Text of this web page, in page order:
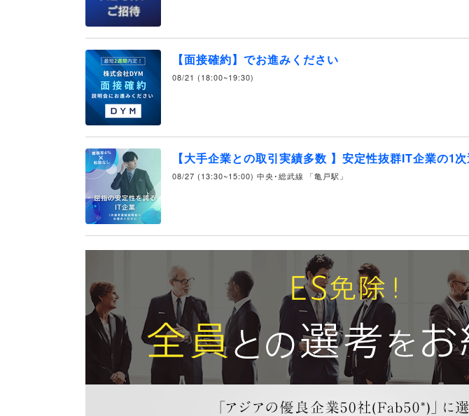
【面接確約】でお進みください
08/21 (18:00~19:30)
【大手企業との取引実績多数 】安定性抜群IT企業の1
08/27 (13:30~15:00) 中央･総武線 「亀戸駅」